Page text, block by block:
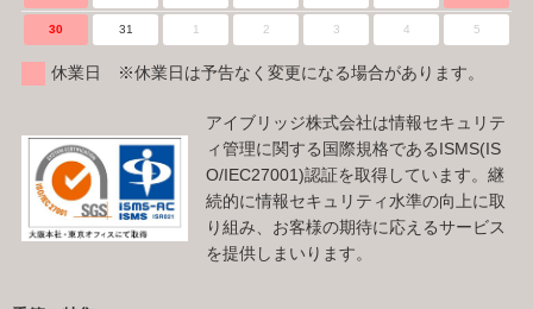
30 31 1 2 3 4 5
休業日 ※休業日は予告なく変更になる場合があります。
アイブリッジ株式会社は情報セキュリテ
ィ管理に関する国際規格であるISMS(IS
O/IEC27001)認証を取得しています。継
続的に情報セキュリティ水準の向上に取
り組み、お客様の期待に応えるサービス
を提供しまいります。